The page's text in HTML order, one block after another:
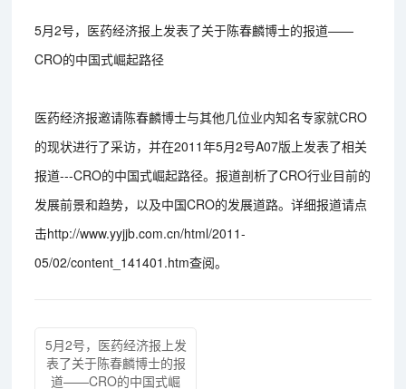
5月2号，医药经济报上发表了关于陈春麟博士的报道——
CRO的中国式崛起路径
医药经济报邀请陈春麟博士与其他几位业内知名专家就CRO
的现状进行了采访，并在2011年5月2号A07版上发表了相关
报道---CRO的中国式崛起路径。报道剖析了CRO行业目前的
发展前景和趋势，以及中国CRO的发展道路。详细报道请点
击http://www.yyjjb.com.cn/html/2011-
05/02/content_141401.htm查阅。
5月2号，医药经济报上发
表了关于陈春麟博士的报
道——CRO的中国式崛